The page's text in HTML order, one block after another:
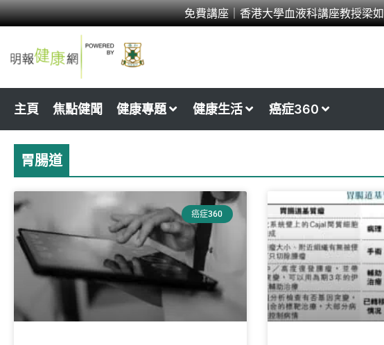
免費講座｜香港大學血液科講座教授梁
Skip
to
content
主頁 焦點健聞 健康專題 健康生活 癌症360
胃腸道
癌症360